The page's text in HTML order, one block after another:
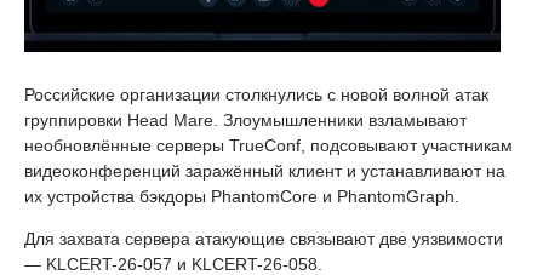
Российские организации столкнулись с новой волной атак
группировки Head Mare. Злоумышленники взламывают
необновлённые серверы TrueConf, подсовывают участникам
видеоконференций заражённый клиент и устанавливают на
их устройства бэкдоры PhantomCore и PhantomGraph.
Для захвата сервера атакующие связывают две уязвимости
— KLCERT-26-057 и KLCERT-26-058.